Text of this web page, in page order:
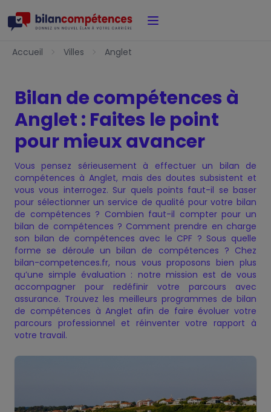
Accueil
Accueil Villes Anglet
Bilan de compétences à
Anglet : Faites le point
pour mieux avancer
Vous pensez sérieusement à effectuer un bilan de
compétences à Anglet, mais des doutes subsistent et
vous vous interrogez. Sur quels points faut-il se baser
pour sélectionner un service de qualité pour votre bilan
de compétences ? Combien faut-il compter pour un
bilan de compétences ? Comment prendre en charge
son bilan de compétences avec le CPF ? Sous quelle
forme se déroule un bilan de compétences ? Chez
bilan-competences.fr, nous vous proposons bien plus
qu’une simple évaluation : notre mission est de vous
accompagner pour redéfinir votre parcours avec
assurance. Trouvez les meilleurs programmes de bilan
de compétences à Anglet afin de faire évoluer votre
parcours professionnel et réinventer votre rapport à
votre travail.
Présentation — Bilan de
compétences
✕
Charte de Qualité ✕
Nos certificats de qualité ✕
Notre Offre ✕
Politique de confidentialité ✕